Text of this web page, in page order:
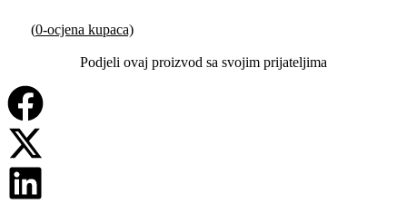
(0-ocjena kupaca)
Podjeli ovaj proizvod sa svojim prijateljima